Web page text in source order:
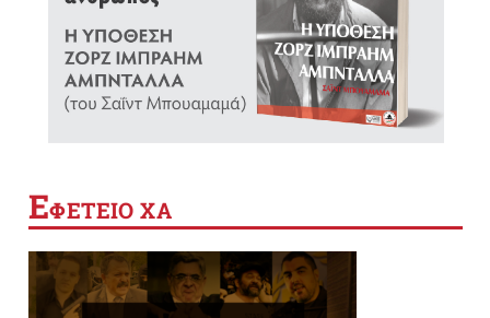
ΕΦΕΤΕΙΟ ΧΑ